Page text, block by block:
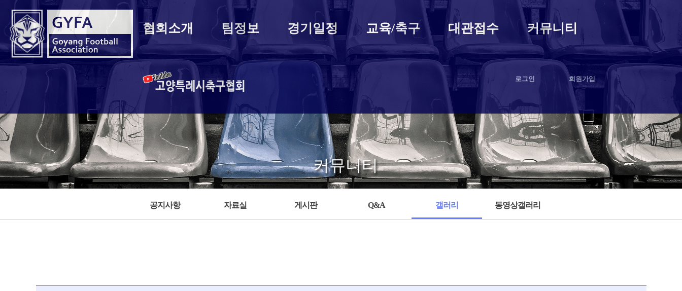
협회소개 팀정보 경기일정 교육/축구 대관접수 커뮤니티
고양특례시축구협히 로그인 회원가입
공지사항 자료실 게시판 Q&A 갤러리 동영상갤러리
커뮤니티